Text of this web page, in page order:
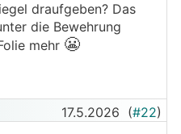
draufgeben? Das
die Bewehrung
mehr 😬
17.5.2026 (#22)